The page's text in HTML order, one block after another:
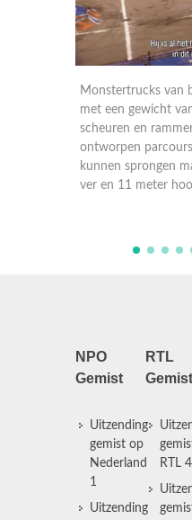
Monstertrucks
met een gewicht
scheuren en
ontworpen
kunnen sprongen
NPO
Gemist
Uitzending
gemist op
Nederland
1
Uitzending
RTL
Gemist
RTL 4